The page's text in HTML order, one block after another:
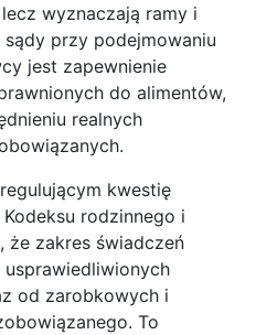
wyznaczają ramy i
przy podejmowaniu
jest zapewnienie
do alimentów,
realnych
kwestię
rodzinnego i
że zakres świadczeń
od zarobkowych i
To